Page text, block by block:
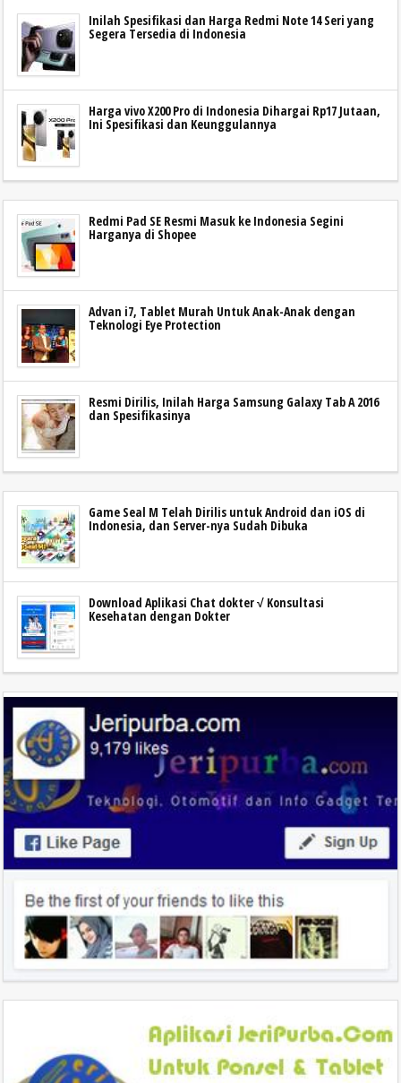
Inilah Spesifikasi dan Harga Redmi Note 14 Seri yang
Segera Tersedia di Indonesia
Harga vivo X200 Pro di Indonesia Dihargai Rp17 Jutaan,
Ini Spesifikasi dan Keunggulannya
Redmi Pad SE Resmi Masuk ke Indonesia Segini
Harganya di Shopee
Advan i7, Tablet Murah Untuk Anak-Anak dengan
Teknologi Eye Protection
Resmi Dirilis, Inilah Harga Samsung Galaxy Tab A 2016
dan Spesifikasinya
Game Seal M Telah Dirilis untuk Android dan iOS di
Indonesia, dan Server-nya Sudah Dibuka
Download Aplikasi Chat dokter √ Konsultasi
Kesehatan dengan Dokter